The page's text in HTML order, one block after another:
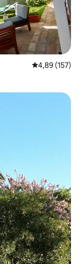
prosječna
4,89 (157)